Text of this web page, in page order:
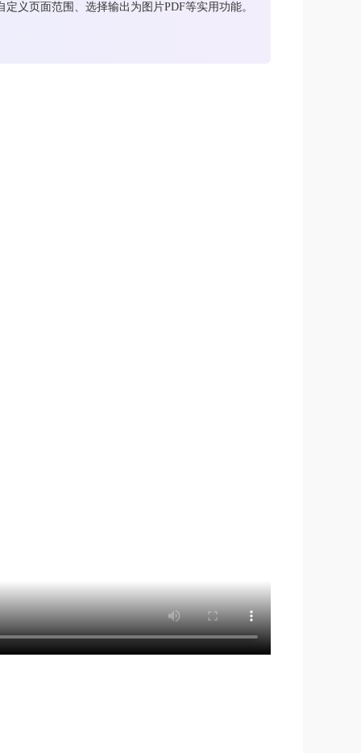
义页面范围、选择输出为图片PDF等实用功能。